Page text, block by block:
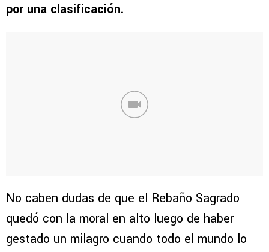
por una clasificación.
No caben dudas de que el Rebaño Sagrado
quedó con la moral en alto luego de haber
gestado un milagro cuando todo el mundo lo